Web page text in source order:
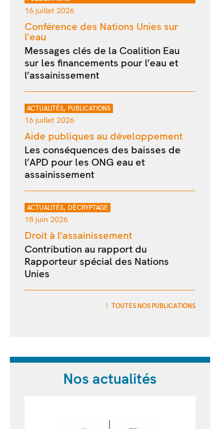
16 juillet 2026
Conférence des Nations Unies sur
l’eau
Messages clés de la Coalition Eau
sur les financements pour l’eau et
l’assainissement
ACTUALITÉS, PUBLICATIONS
16 juillet 2026
Aide publiques au développement
Les conséquences des baisses de
l’APD pour les ONG eau et
assainissement
ACTUALITÉS, DÉCRYPTAGE
18 juin 2026
Droit à l’assainissement
Contribution au rapport du
Rapporteur spécial des Nations
Unies
TOUTES NOS PUBLICATIONS
Nos actualités